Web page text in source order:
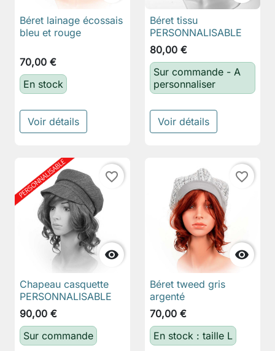
Béret lainage écossais
bleu et rouge
70,00 €
En stock
Voir détails
Béret tissu
PERSONNALISABLE
80,00 €
Sur commande - A
personnaliser
Voir détails

favorite_border
Chapeau casquette
PERSONNALISABLE
90,00 €
Sur commande

favorite_border
Béret tweed gris
argenté
70,00 €
En stock : taille L